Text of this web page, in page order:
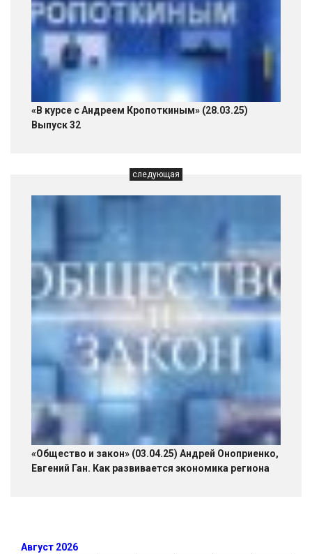
«В курсе с Андреем Кропоткиным» (28.03.25)
Выпуск 32
следующая
«Общество и закон» (03.04.25) Андрей Оноприенко,
Евгений Ган. Как развивается экономика региона
Август 2026